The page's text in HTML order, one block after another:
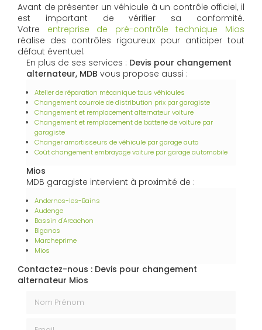
Avant de présenter un véhicule à un contrôle officiel, il
est important de vérifier sa conformité.
Votre entreprise de pré-contrôle technique Mios
réalise des contrôles rigoureux pour anticiper tout
défaut éventuel.
En plus de ses services : Devis pour changement
alternateur, MDB vous propose aussi :
Atelier de réparation mécanique tous véhicules
Changement courroie de distribution prix par garagiste
Changement et remplacement alternateur voiture
Changement et remplacement de batterie de voiture par
garagiste
Changer amortisseurs de véhicule par garage auto
Coût changement embrayage voiture par garage automobile
Mios
MDB garagiste intervient à proximité de :
Andernos-les-Bains
Audenge
Bassin d'Arcachon
Biganos
Marcheprime
Mios
Contactez-nous : Devis pour changement
alternateur Mios